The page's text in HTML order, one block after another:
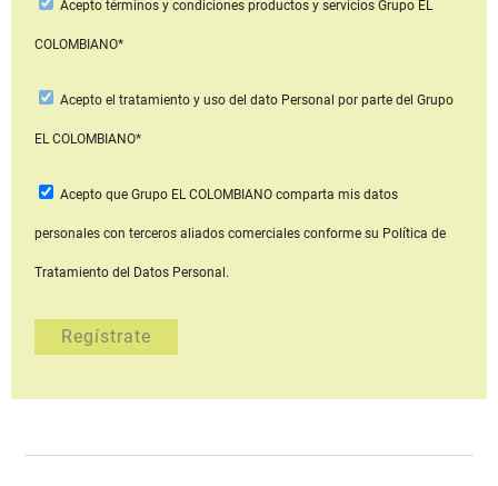
Aceptotérminos y condiciones productos y serviciosGrupo EL
COLOMBIANO*
Acepto el tratamiento y uso del dato Personal por parte del Grupo
EL COLOMBIANO*
Acepto que Grupo EL COLOMBIANOcomparta mis datos
personales con terceros aliados comerciales conforme su Política de
Tratamiento del Datos Personal.